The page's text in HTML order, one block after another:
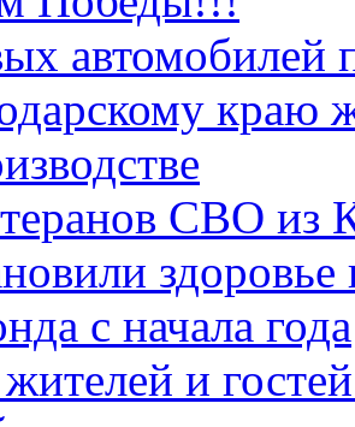
автомобилей
краю
СВО из
с начала года
и